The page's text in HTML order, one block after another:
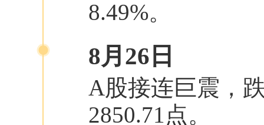
8.49%。
8月26日
A股接连巨震，
2850.71点。